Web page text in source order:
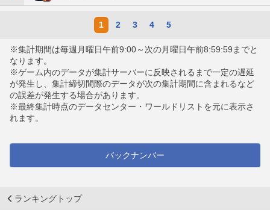
1 2 3 4 5
※集計期間は毎週月曜日午前9:00～次の月曜日午前8:59:59までと
なります。
※ゲーム内のデータが集計サーバーに反映されるまで一定の遅延
が発生し、集計締切間際のデータが次の集計期間に含まれるなど
の誤差が発生する場合があります。
※最終集計時点のデータセンター・ワールドリストを元に表示さ
れます。
バックナンバー
ランキングトップ